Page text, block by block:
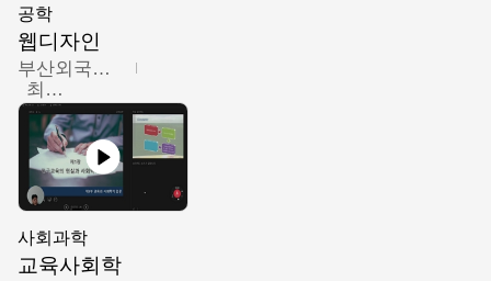
공학
웹디자인
부산외국어대학교
최진오
사회과학
교육사회학